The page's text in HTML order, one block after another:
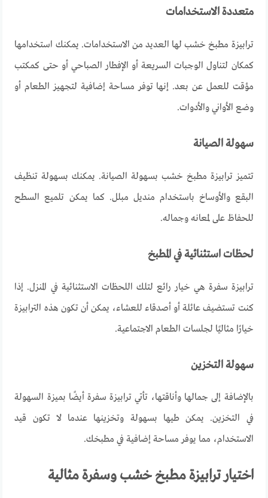
متعددة الاستخدامات
ترابيزة مطبخ خشب لها العديد من الاستخدامات. يمكنك استخدامها
كمكان لتناول الوجبات السريعة أو الإفطار الصباحي أو حتى كمكتب
مؤقت للعمل عن بعد. إنها توفر مساحة إضافية لتجهيز الطعام أو
وضع الأواني والأدوات.
سهولة الصيانة
تتميز ترابيزة مطبخ خشب بسهولة الصيانة. يمكنك بسهولة تنظيف
البقع والأوساخ باستخدام منديل مبلل.كما يمكن تلميع السطح
للحفاظ على لمعانه وجماله.
لحظات استثنائية في المطبخ
ترابيزة سفرة هي خيار رائع لتلك اللحظات الاستثنائية في المنزل. إذا
كنت تستضيف عائلة أو أصدقاء للعشاء، يمكن أن تكون هذه الترابيزة
خيارًا مثاليًا لجلسات الطعام الاجتماعية.
سهولة التخزين
بالإضافة إلى جمالها وأناقتها، تأتي ترابيزة سفرة أيضًا بميزة السهولة
في التخزين. يمكن طيها بسهولة وتخزينها عندما لا تكون قيد
الاستخدام، مما يوفر مساحة إضافية في مطبخك.
اختيار ترابيزة مطبخ خشب وسفرة مثالية